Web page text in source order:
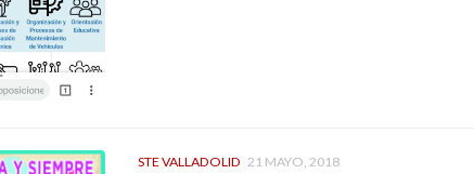
STE VALLADOLID 21 MAYO, 2018